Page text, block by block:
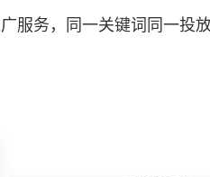
服务，同一关键词同一投